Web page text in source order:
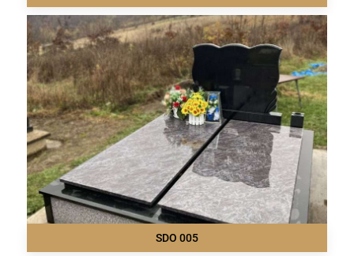
SDO 005